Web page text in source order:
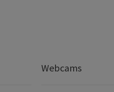
Webcams